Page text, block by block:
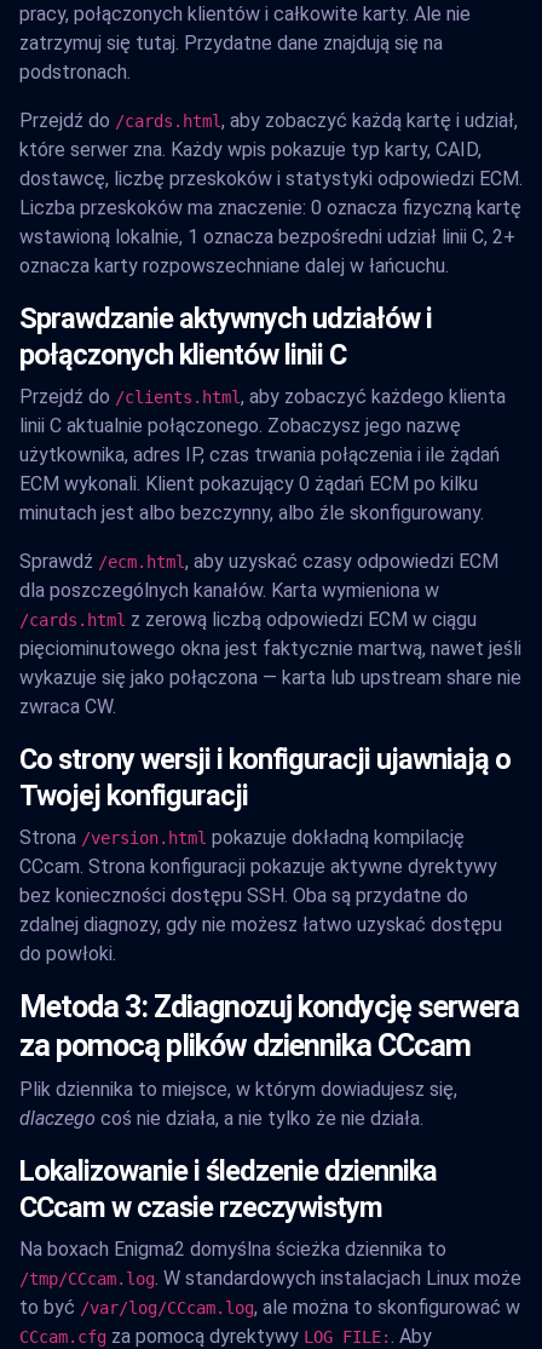
pracy, połączonych klientów i całkowite karty. Ale nie
zatrzymuj się tutaj. Przydatne dane znajdują się na
podstronach.
Przejdź do /cards.html, aby zobaczyć każdą kartę i udział,
które serwer zna. Każdy wpis pokazuje typ karty, CAID,
dostawcę, liczbę przeskoków i statystyki odpowiedzi ECM.
Liczba przeskoków ma znaczenie: 0 oznacza fizyczną kartę
wstawioną lokalnie, 1 oznacza bezpośredni udział linii C, 2+
oznacza karty rozpowszechniane dalej w łańcuchu.
Sprawdzanie aktywnych udziałów i
połączonych klientów linii C
Przejdź do /clients.html, aby zobaczyć każdego klienta
linii C aktualnie połączonego. Zobaczysz jego nazwę
użytkownika, adres IP, czas trwania połączenia i ile żądań
ECM wykonali. Klient pokazujący 0 żądań ECM po kilku
minutach jest albo bezczynny, albo źle skonfigurowany.
Sprawdź /ecm.html, aby uzyskać czasy odpowiedzi ECM
dla poszczególnych kanałów. Karta wymieniona w
/cards.html z zerową liczbą odpowiedzi ECM w ciągu
pięciominutowego okna jest faktycznie martwą, nawet jeśli
wykazuje się jako połączona — karta lub upstream share nie
zwraca CW.
Co strony wersji i konfiguracji ujawniają o
Twojej konfiguracji
Strona /version.html pokazuje dokładną kompilację
CCcam. Strona konfiguracji pokazuje aktywne dyrektywy
bez konieczności dostępu SSH. Oba są przydatne do
zdalnej diagnozy, gdy nie możesz łatwo uzyskać dostępu
do powłoki.
Metoda 3: Zdiagnozuj kondycję serwera
za pomocą plików dziennika CCcam
Plik dziennika to miejsce, w którym dowiadujesz się,
dlaczego coś nie działa, a nie tylko że nie działa.
Lokalizowanie i śledzenie dziennika
CCcam w czasie rzeczywistym
Na boxach Enigma2 domyślna ścieżka dziennika to
/tmp/CCcam.log . W standardowych instalacjach Linux może
to być /var/log/CCcam.log, ale można to skonfigurować w
CCcam.cfg za pomocą dyrektywy LOG FILE:
. Aby